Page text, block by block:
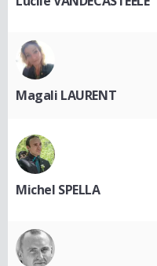
Magali LAURENT
Michel SPELLA